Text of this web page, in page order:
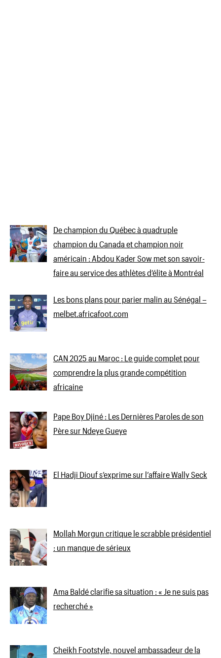
De champion du Québec à quadruple
champion du Canada et champion noir
américain : Abdou Kader Sow met son savoir-
faire au service des athlètes d’élite à Montréal
Les bons plans pour parier malin au Sénégal –
melbet.africafoot.com
CAN 2025 au Maroc : Le guide complet pour
comprendre la plus grande compétition
africaine
Pape Boy Djiné : Les Dernières Paroles de son
Père sur Ndeye Gueye
El Hadji Diouf s’exprime sur l’affaire Wally Seck
Mollah Morgun critique le scrabble présidentiel
: un manque de sérieux
Ama Baldé clarifie sa situation : « Je ne suis pas
recherché »
Cheikh Footstyle, nouvel ambassadeur de la